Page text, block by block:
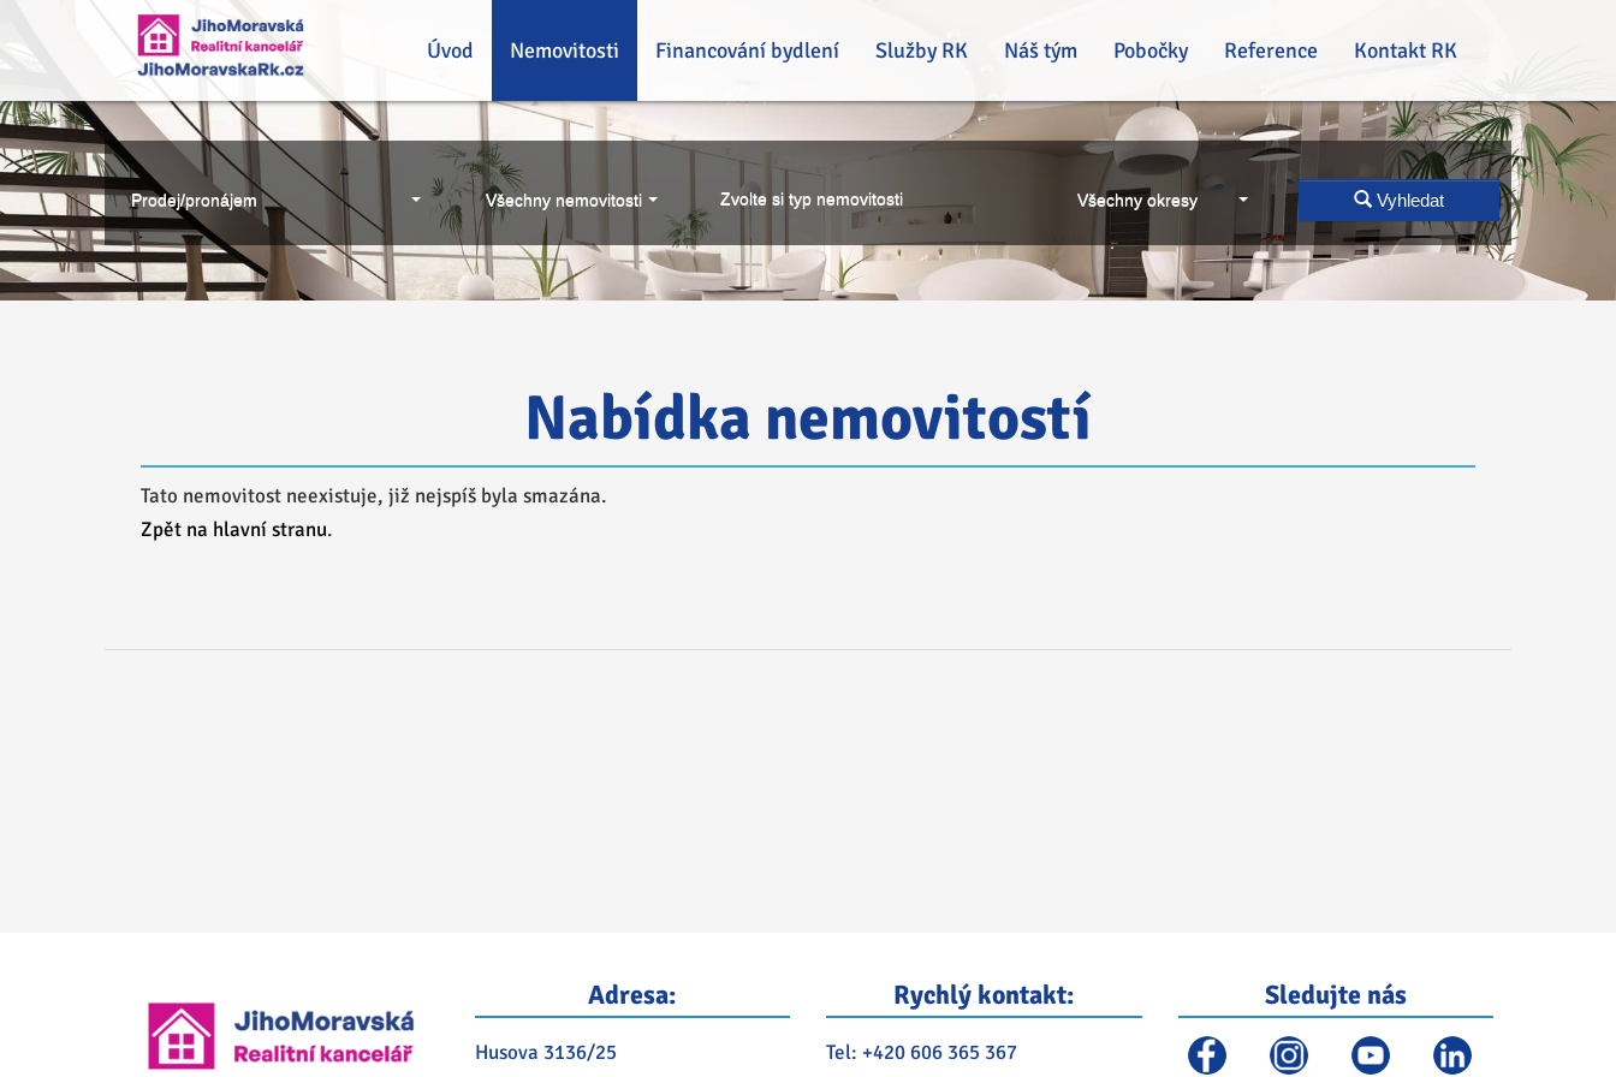
Úvod Nemovitosti Financování bydlení Služby RK Náš tým Pobočky Reference Kontakt RK
Prodej/pronájem Všechny nemovitosti Zvolte si typ nemovitosti Všechny okresy Vyhledat
Nabídka nemovitostí
Tato nemovitost neexistuje, již nejspíš byla smazána.
Zpět na hlavní stranu.
Adresa:
Husova 3136/25
Rychlý kontakt:
Tel: +420 606 365 367
Sledujte nás